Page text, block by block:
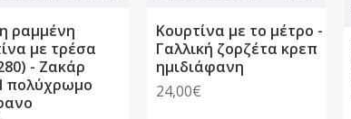
ραμμένη
με τρέσα
- Ζακάρ
πολύχρωμο
Κουρτίνα με το μέτρο -
Γαλλική ζορζέτα κρεπ
ημιδιάφανη
24,00€